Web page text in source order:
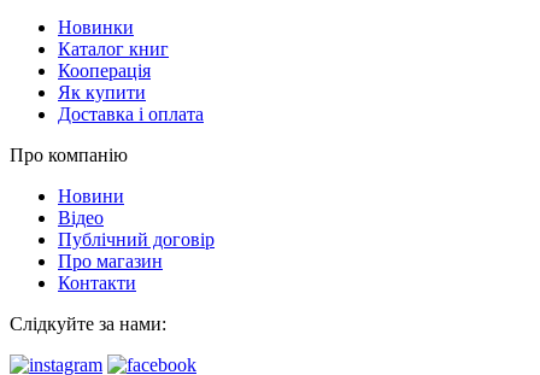
Новинки
Каталог книг
Кооперація
Як купити
Доставка і оплата
Про компанію
Новини
Відео
Публічний договір
Про магазин
Контакти
Слідкуйте за нами: